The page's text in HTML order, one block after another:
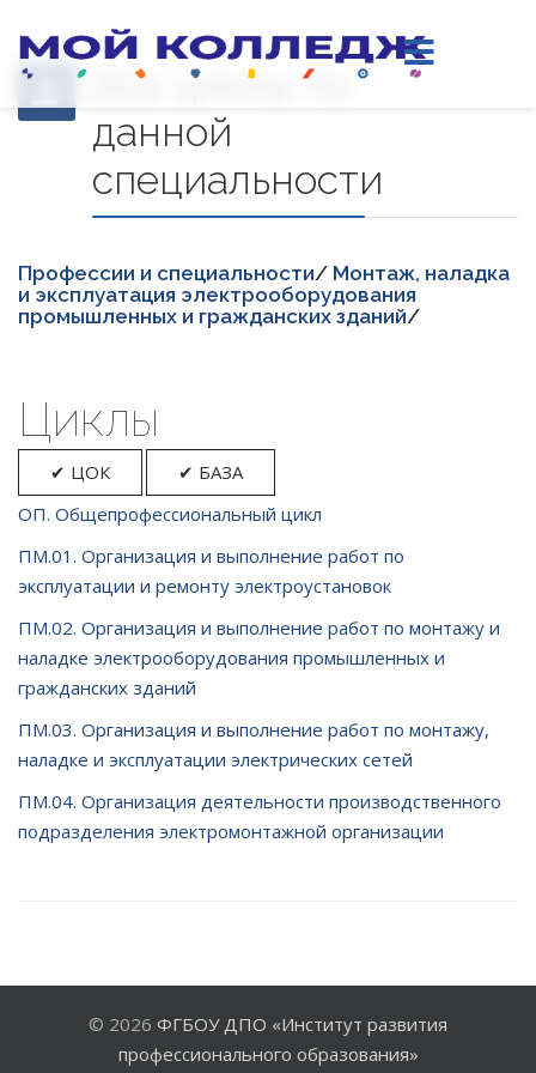
Все циклы по
данной
специальности
Професcии и специальности/ Монтаж, наладка
и эксплуатация электрооборудования
промышленных и гражданских зданий/
Циклы
✔ ЦОК
✔ БАЗА
ОП. Общепрофессиональный цикл
ПМ.01. Организация и выполнение работ по
эксплуатации и ремонту электроустановок
ПМ.02. Организация и выполнение работ по монтажу и
наладке электрооборудования промышленных и
гражданских зданий
ПМ.03. Организация и выполнение работ по монтажу,
наладке и эксплуатации электрических сетей
ПМ.04. Организация деятельности производственного
подразделения электромонтажной организации
© 2026 ФГБОУ ДПО «Институт развития
профессионального образования»